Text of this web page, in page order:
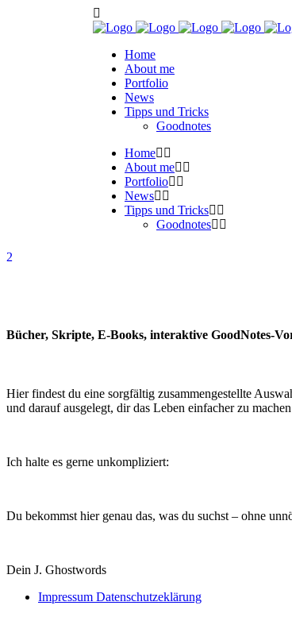
Home
About me
Portfolio
News
Tipps und Tricks
Goodnotes
Home
About me
Portfolio
News
Tipps und Tricks
Goodnotes
Bücher, Skripte, E-Books, interaktive GoodNotes-
Hier findest du eine sorgfältig zusammengestellte
und darauf ausgelegt, dir das Leben einfacher zu
Ich halte es gerne unkompliziert:
Du bekommst hier genau das, was du suchst – ohne
Dein J. Ghostwords
Impressum Datenschutzeklärung